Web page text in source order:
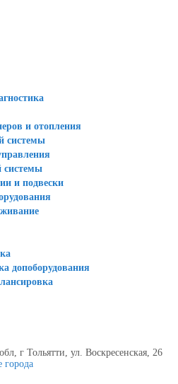
и отопления
системы
системы
и подвески
допоборудования
г Тольятти, ул. Воскресенская, 26
города